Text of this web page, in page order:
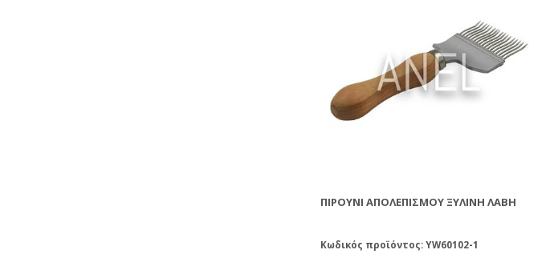
ΠΙΡΟΎΝΙ ΑΠΟΛΕΠΙΣΜΟΎ ΞΎΛΙΝΗ ΛΑΒΉ
Κωδικός προϊόντος: YW60102-1